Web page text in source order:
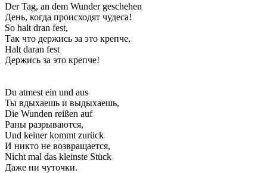
Der Tag, an dem Wunder geschehen
День, когда происходят чудеса!
So halt dran fest,
Так что держись за это крепче,
Halt daran fest
Держись за это крепче!
Du atmest ein und aus
Ты вдыхаешь и выдыхаешь,
Die Wunden reißen auf
Раны разрываются,
Und keiner kommt zurück
И никто не возвращается,
Nicht mal das kleinste Stück
Даже ни чуточки.